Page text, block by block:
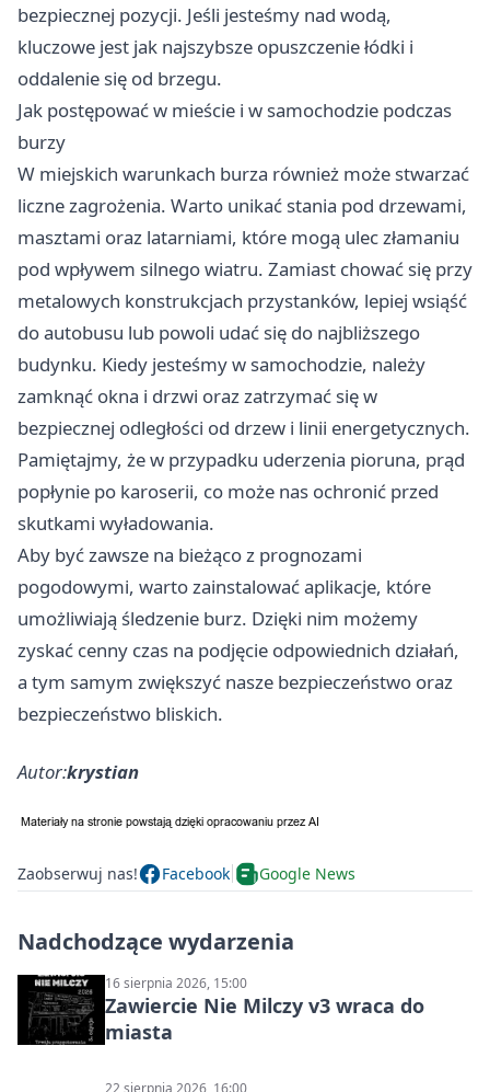
bezpiecznej pozycji. Jeśli jesteśmy nad wodą,
kluczowe jest jak najszybsze opuszczenie łódki i
oddalenie się od brzegu.
Jak postępować w mieście i w samochodzie podczas
burzy
W miejskich warunkach burza również może stwarzać
liczne zagrożenia. Warto unikać stania pod drzewami,
masztami oraz latarniami, które mogą ulec złamaniu
pod wpływem silnego wiatru. Zamiast chować się przy
metalowych konstrukcjach przystanków, lepiej wsiąść
do autobusu lub powoli udać się do najbliższego
budynku. Kiedy jesteśmy w samochodzie, należy
zamknąć okna i drzwi oraz zatrzymać się w
bezpiecznej odległości od drzew i linii energetycznych.
Pamiętajmy, że w przypadku uderzenia pioruna, prąd
popłynie po karoserii, co może nas ochronić przed
skutkami wyładowania.
Aby być zawsze na bieżąco z prognozami
pogodowymi, warto zainstalować aplikacje, które
umożliwiają śledzenie burz. Dzięki nim możemy
zyskać cenny czas na podjęcie odpowiednich działań,
a tym samym zwiększyć nasze bezpieczeństwo oraz
bezpieczeństwo bliskich.
Autor:krystian
Zaobserwuj nas! Facebook Google News
Nadchodzące wydarzenia
16 sierpnia 2026, 15:00
Zawiercie Nie Milczy v3 wraca do
miasta
22 sierpnia 2026, 16:00